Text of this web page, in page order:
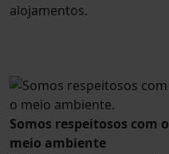
alojamentos.
Somos respeitosos com o
meio ambiente